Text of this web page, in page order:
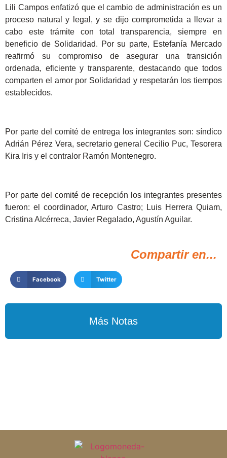
Lili Campos enfatizó que el cambio de administración es un
proceso natural y legal, y se dijo comprometida a llevar a
cabo este trámite con total transparencia, siempre en
beneficio de Solidaridad. Por su parte, Estefanía Mercado
reafirmó su compromiso de asegurar una transición
ordenada, eficiente y transparente, destacando que todos
comparten el amor por Solidaridad y respetarán los tiempos
establecidos.
Por parte del comité de entrega los integrantes son: síndico
Adrián Pérez Vera, secretario general Cecilio Puc, Tesorera
Kira Iris y el contralor Ramón Montenegro.
Por parte del comité de recepción los integrantes presentes
fueron: el coordinador, Arturo Castro; Luis Herrera Quiam,
Cristina Alcérreca, Javier Regalado, Agustín Aguilar.
Compartir en...
Facebook Twitter
Más Notas